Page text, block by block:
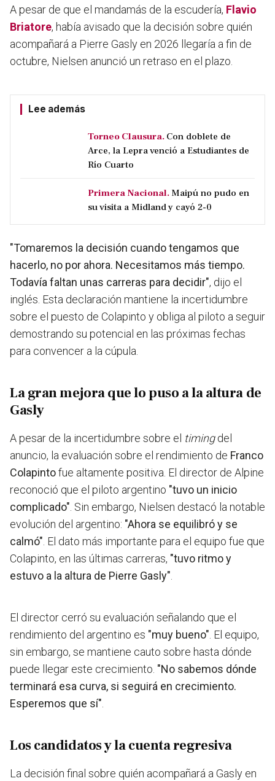
A pesar de que el mandamás de la escudería, Flavio
Briatore, había avisado que la decisión sobre quién
acompañará a Pierre Gasly en 2026 llegaría a fin de
octubre, Nielsen anunció un retraso en el plazo.
Lee además
Torneo Clausura. Con doblete de
Arce, la Lepra venció a Estudiantes de
Río Cuarto
Primera Nacional. Maipú no pudo en
su visita a Midland y cayó 2-0
"Tomaremos la decisión cuando tengamos que
hacerlo, no por ahora. Necesitamos más tiempo.
Todavía faltan unas carreras para decidir", dijo el
inglés. Esta declaración mantiene la incertidumbre
sobre el puesto de Colapinto y obliga al piloto a seguir
demostrando su potencial en las próximas fechas
para convencer a la cúpula.
La gran mejora que lo puso a la altura de
Gasly
A pesar de la incertidumbre sobre el timingdel
anuncio, la evaluación sobre el rendimiento de Franco
Colapintofue altamente positiva. El director de Alpine
reconoció que el piloto argentino "tuvo un inicio
complicado" . Sin embargo, Nielsen destacó la notable
evolución del argentino: "Ahora se equilibró y se
calmó" . El dato más importante para el equipo fue que
Colapinto, en las últimas carreras, "tuvo ritmo y
estuvo a la altura de Pierre Gasly"
El director cerró su evaluación señalando que el
rendimiento del argentino es "muy bueno" . El equipo,
sin embargo, se mantiene cauto sobre hasta dónde
puede llegar este crecimiento. "No sabemos dónde
terminará esa curva, si seguirá en crecimiento.
Esperemos que sí"
Los candidatos y la cuenta regresiva
La decisión final sobre quién acompañará a Gasly en